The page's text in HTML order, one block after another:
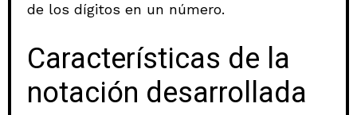
de los dígitos en un número.
Características de la
notación desarrollada